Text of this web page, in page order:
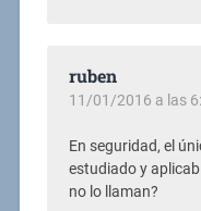
ruben
11/01/2016 a las
En seguridad, el
estudiado y
no lo llaman?